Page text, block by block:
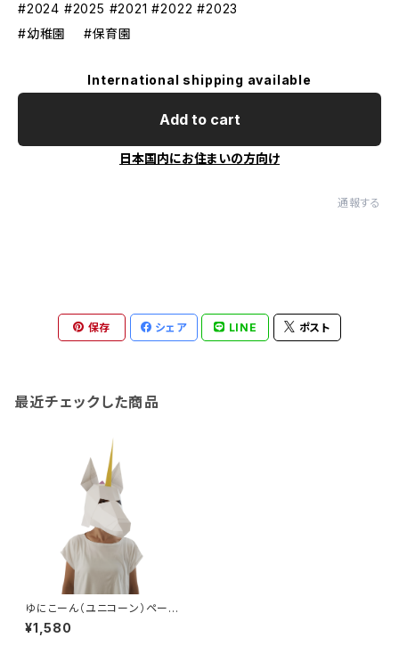
#2024 #2025 #2021 #2022 #2023
#幼稚園 #保育園
International shipping available
Add to cart
日本国内にお住まいの方向け
通報する
保存 シェア LINE ポスト
最近チェックした商品
ゆにこーん（ユニコーン）ペーパ
ークラフトマスク かぶりもの
大人用 手作り人気動物シリー
¥1,580